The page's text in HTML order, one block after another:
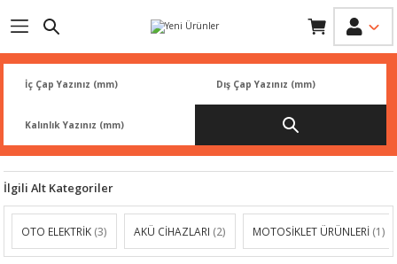
Geri Dön
Geri Dön
Geri Dön
Geri Dön
Geri Dön
İlgili Alt Kategoriler
OTO ELEKTRİK (3) AKÜ CİHAZLARI (2) MOTOSİKLET ÜRÜNLERİ (1)